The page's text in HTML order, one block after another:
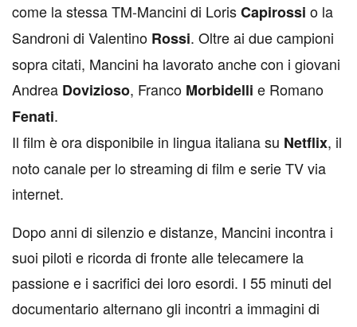
come la stessa TM-Mancini di LorisCapirossi o la
Sandroni di Valentino Rossi. Oltre ai due campioni
sopra citati, Mancini ha lavorato anche con i giovani
Andrea Dovizioso, Franco Morbidelli e Romano
Fenati.
Il film è ora disponibile in lingua italiana su Netflix, il
noto canale per lo streaming di film e serie TV via
internet.
Dopo anni di silenzio e distanze, Mancini incontra i
suoi piloti e ricorda di fronte alle telecamere la
passione e i sacrifici dei loro esordi. I 55 minuti del
documentario alternano gli incontri a immagini di